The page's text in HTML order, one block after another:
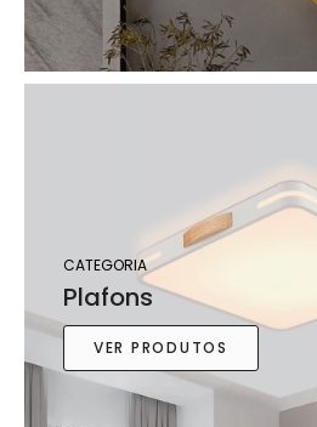
CATEGORIA
Plafons
VER PRODUTOS